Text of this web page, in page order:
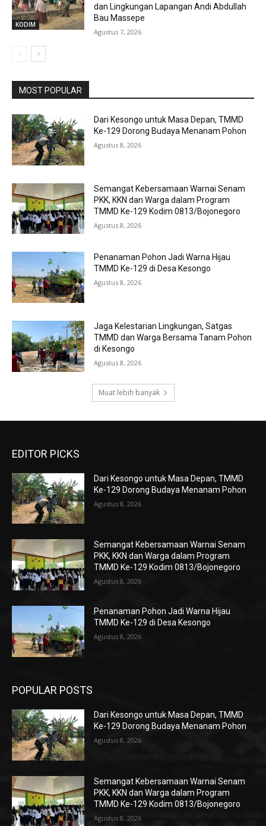
KODIM
dan Lingkungan Lapangan Andi Abdullah
Bau Massepe
Agustus 7, 2026
MOST POPULAR
Dari Kesongo untuk Masa Depan, TMMD
Ke-129 Dorong Budaya Menanam Pohon
Agustus 8, 2026
Semangat Kebersamaan Warnai Senam
PKK, KKN dan Warga dalam Program
TMMD Ke-129 Kodim 0813/Bojonegoro
Agustus 8, 2026
Penanaman Pohon Jadi Warna Hijau
TMMD Ke-129 di Desa Kesongo
Agustus 8, 2026
Jaga Kelestarian Lingkungan, Satgas
TMMD dan Warga Bersama Tanam Pohon
di Kesongo
Agustus 8, 2026
Muat lebih banyak
EDITOR PICKS
Dari Kesongo untuk Masa Depan, TMMD
Ke-129 Dorong Budaya Menanam Pohon
Agustus 8, 2026
Semangat Kebersamaan Warnai Senam
PKK, KKN dan Warga dalam Program
TMMD Ke-129 Kodim 0813/Bojonegoro
Agustus 8, 2026
Penanaman Pohon Jadi Warna Hijau
TMMD Ke-129 di Desa Kesongo
Agustus 8, 2026
POPULAR POSTS
Dari Kesongo untuk Masa Depan, TMMD
Ke-129 Dorong Budaya Menanam Pohon
Agustus 8, 2026
Semangat Kebersamaan Warnai Senam
PKK, KKN dan Warga dalam Program
TMMD Ke-129 Kodim 0813/Bojonegoro
Agustus 8, 2026